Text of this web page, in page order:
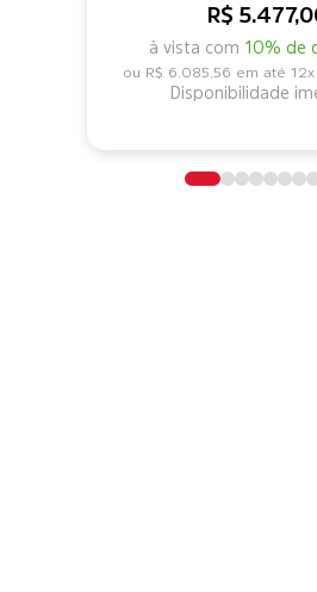
R$
à vista com 10% de
R$ 6.085,56
Disponibilidade